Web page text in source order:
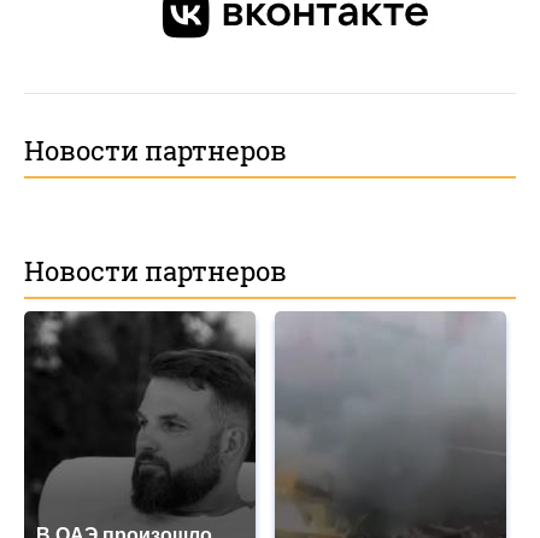
Новости партнеров
Новости партнеров